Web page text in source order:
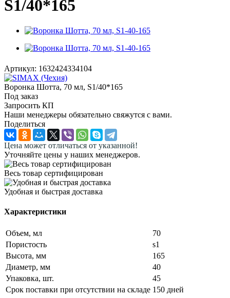
S1/40*165
Артикул: 1632424334104
Воронка Шотта, 70 мл, S1/40*165
Под заказ
Запросить КП
Наши менеджеры обязательно свяжутся с вами.
Поделиться
Цена может отличаться от указанной!
Уточняйте цены у наших менеджеров.
Весь товар сертифицирован
Удобная и быстрая доставка
Характеристики
Объем, мл
70
Пористость
s1
Высота, мм
165
Диаметр, мм
40
Упаковка, шт.
45
Срок поставки при отсутствии на складе 150 дней